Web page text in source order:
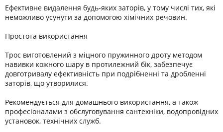
Ефективне видалення будь-яких заторів, у тому числі тих, які
неможливо усунути за допомогою хімічних речовин.
Простота використання
Трос виготовлений з міцного пружинного дроту методом
навивки кожного шару в протилежний бік, забезпечує
довготривалу ефективність при подрібненні та дробленні
заторів, що утворилися.
Рекомендується для домашнього використання, а також
професіоналами з обслуговування сантехніки, водопровідних
установок, технічних служб.